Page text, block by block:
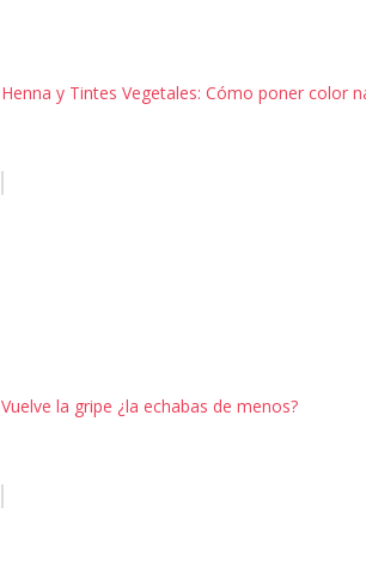
Henna y Tintes Vegetales: Cómo poner color
Vuelve la gripe ¿la echabas de menos?